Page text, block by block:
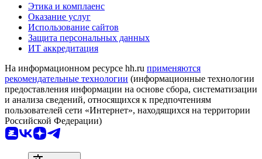
Этика и комплаенс
Оказание услуг
Использование сайтов
Защита персональных данных
ИТ аккредитация
На информационном ресурсе hh.ru применяются
рекомендательные технологии (информационные технологии
предоставления информации на основе сбора, систематизации
и анализа сведений, относящихся к предпочтениям
пользователей сети «Интернет», находящихся на территории
Российской Федерации)